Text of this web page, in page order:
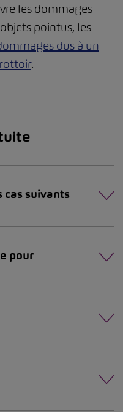
les dommages
pointus, les
dus à un
.
cas suivants
pour